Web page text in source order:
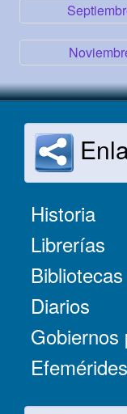
Historia
Librerías
Bibliotecas
Diarios
Gobiernos